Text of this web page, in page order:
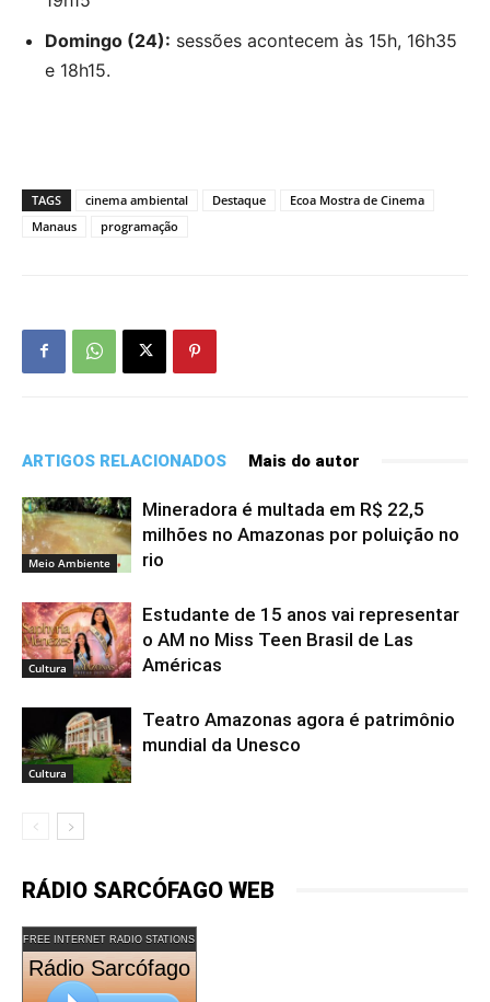
Domingo (24): sessões acontecem às 15h, 16h35
e 18h15.
TAGS cinema ambiental Destaque
Ecoa Mostra de Cinema
Manaus
programação
ARTIGOS RELACIONADOS Mais do autor
Meio Ambiente
Mineradora é multada em R$ 22,5
milhões no Amazonas por poluição no
rio
Cultura
Estudante de 15 anos vai representar
o AM no Miss Teen Brasil de Las
Américas
Cultura
Teatro Amazonas agora é patrimônio
mundial da Unesco
RÁDIO SARCÓFAGO WEB
FREE INTERNET RADIO STATIONS
Rádio Sarcófago